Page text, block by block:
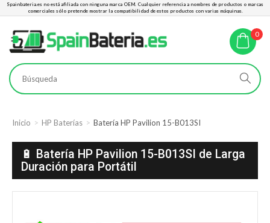
Spainbateria.es no está afiliada con ninguna marca OEM. Cualquier referencia a nombres de productos o marcas
comerciales sólo pretende mostrar la compatibilidad de estos productos con varias máquinas.
0
Inicio HP Baterías Batería HP Pavilion 15-B013SI
🔋 Batería HP Pavilion 15-B013SI de Larga
Duración para Portátil